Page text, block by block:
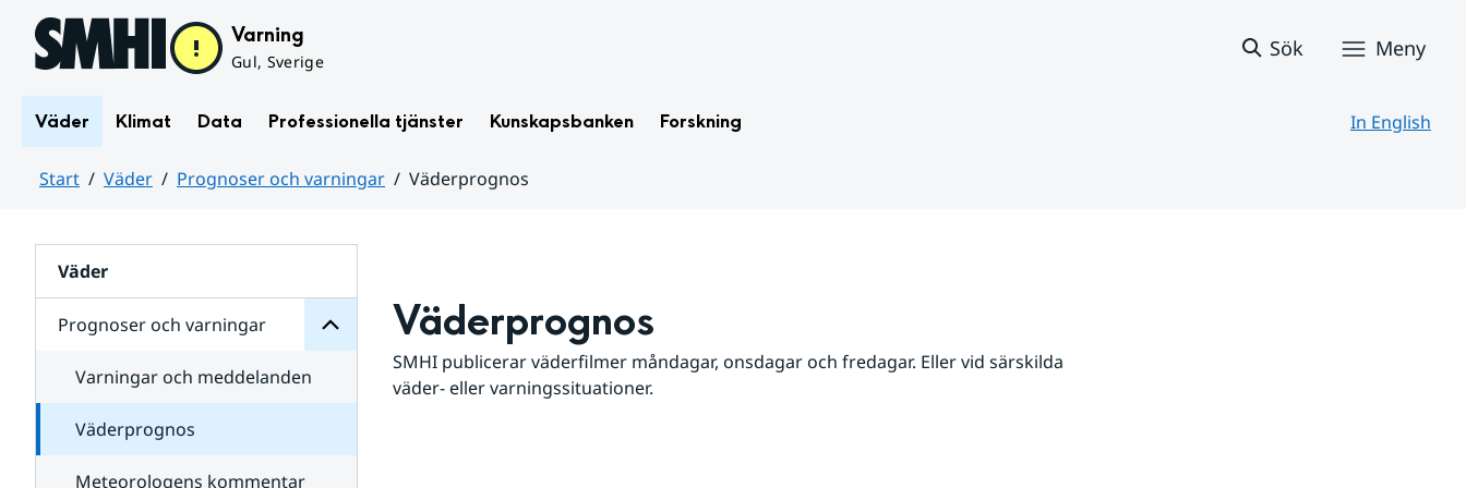
Hoppa till sidans innehåll Varning
Gul, Sverige
Sök Meny
Väder Klimat Data Professionella tjänster Kunskapsbanken Forskning In English
Start Väder Prognoser och varningar
Väderprognos
Väder
Prognoser och varningar
för
varningar
Varningar och meddelanden
Väderprognos
Meteorologens kommentar
Väderprognos
SMHI publicerar väderfilmer måndagar, onsdagar och fredagar. Eller vid särskilda
väder- eller varningssituationer.